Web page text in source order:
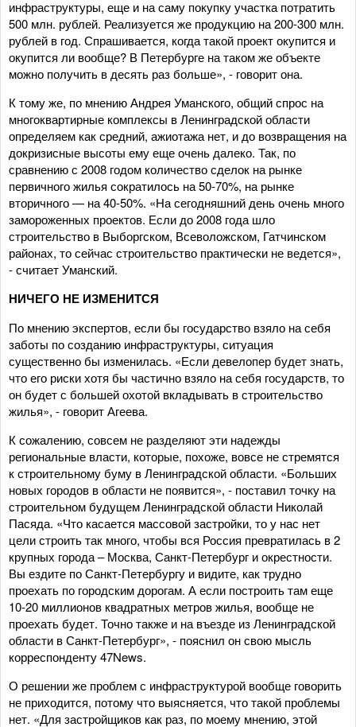
инфраструктуры, еще и на саму покупку участка потратить
500 млн. рублей. Реализуется же продукцию на 200-300 млн.
рублей в год. Спрашивается, когда такой проект окупится и
окупится ли вообще? В Петербурге на таком же объекте
можно получить в десять раз больше», - говорит она.
К тому же, по мнению Андрея Уманского, общий спрос на
многоквартирные комплексы в Ленинградской области
определяем как средний, ажиотажа нет, и до возвращения на
докризисные высоты ему еще очень далеко. Так, по
сравнению с 2008 годом количество сделок на рынке
первичного жилья сократилось на 50-70%, на рынке
вторичного — на 40-50%. «На сегодняшний день очень много
замороженных проектов. Если до 2008 года шло
строительство в Выборгском, Всеволожском, Гатчинском
районах, то сейчас строительство практически не ведется»,
- считает Уманский.
НИЧЕГО НЕ ИЗМЕНИТСЯ
По мнению экспертов, если бы государство взяло на себя
заботы по созданию инфраструктуры, ситуация
существенно бы изменилась. «Если девелопер будет знать,
что его риски хотя бы частично взяло на себя государств, то
он будет с большей охотой вкладывать в строительство
жилья», - говорит Агеева.
К сожалению, совсем не разделяют эти надежды
региональные власти, которые, похоже, вовсе не стремятся
к строительному буму в Ленинградской области. «Больших
новых городов в области не появится», - поставил точку на
строительном будущем Ленинградской области Николай
Пасяда. «Что касается массовой застройки, то у нас нет
цели строить так много, чтобы вся Россия превратилась в 2
крупных города – Москва, Санкт-Петербург и окрестности.
Вы ездите по Санкт-Петербургу и видите, как трудно
проехать по городским дорогам. А если построить там еще
10-20 миллионов квадратных метров жилья, вообще не
проехать будет. Точно также и на въезде из Ленинградской
области в Санкт-Петербург», - пояснил он свою мысль
корреспонденту 47News.
О решении же проблем с инфраструктурой вообще говорить
не приходится, потому что выясняется, что такой проблемы
нет. «Для застройщиков как раз, по моему мнению, этой